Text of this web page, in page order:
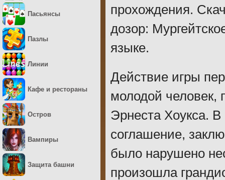
прохождения.
дозор:
языке.
Действие игры
молодой человек,
Эрнеста Хоукса.
соглашение,
было нарушено
произошла
Пасьянсы
Пазлы
Линии
Кафе и рестораны
Остров
Вампиры
Защита башни